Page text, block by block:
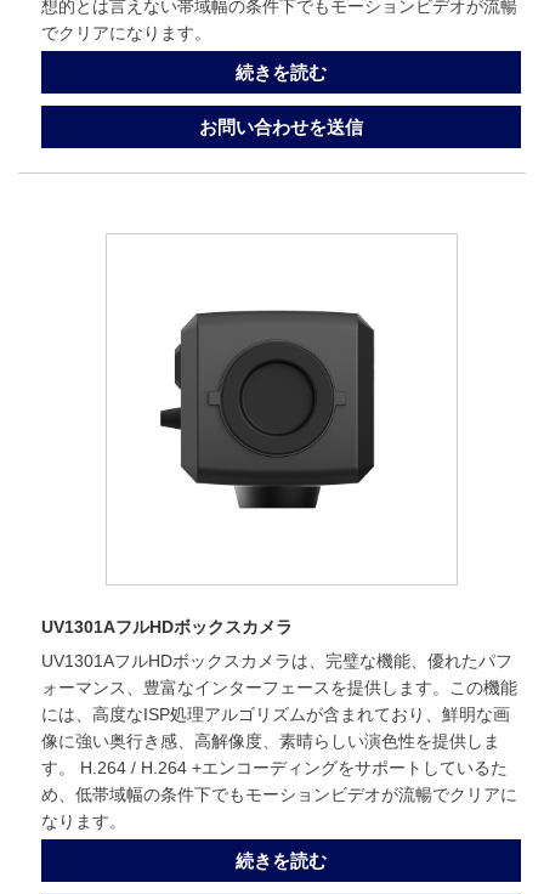
想的とは言えない帯域幅の条件下でもモーションビデオが流暢
でクリアになります。
続きを読む
お問い合わせを送信
UV1301AフルHDボックスカメラ
UV1301AフルHDボックスカメラは、完璧な機能、優れたパフ
ォーマンス、豊富なインターフェースを提供します。この機能
には、高度なISP処理アルゴリズムが含まれており、鮮明な画
像に強い奥行き感、高解像度、素晴らしい演色性を提供しま
す。 H.264 / H.264 +エンコーディングをサポートしているた
め、低帯域幅の条件下でもモーションビデオが流暢でクリアに
なります。
続きを読む